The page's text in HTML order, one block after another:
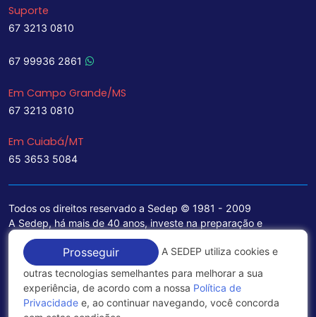
Suporte
67 3213 0810
67 99936 2861
Em Campo Grande/MS
67 3213 0810
Em Cuiabá/MT
65 3653 5084
Todos os direitos reservado a Sedep © 1981 - 2009
A Sedep, há mais de 40 anos, investe na preparação e
treinamento de funcionários e na aquisição de tecnologia de
ponta para a ampliação de seu portfólio de serviços voltados
para a área jurídica, que contemplam informações seguras e
excelentes soluções empresariais.
Política de Privacidade
Prosseguir
A SEDEP utiliza cookies e
outras tecnologias semelhantes para melhorar a sua
experiência, de acordo com a nossa Política de
Privacidade e, ao continuar navegando, você concorda